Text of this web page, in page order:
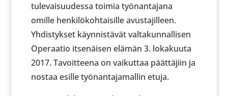
tulevaisuudessa toimia työnantajana
omille henkilökohtaisille avustajilleen.
Yhdistykset käynnistävät valtakunnallisen
Operaatio itsenäisen elämän 3. lokakuuta
2017. Tavoitteena on vaikuttaa päättäjiin ja
nostaa esille työnantajamallin etuja.